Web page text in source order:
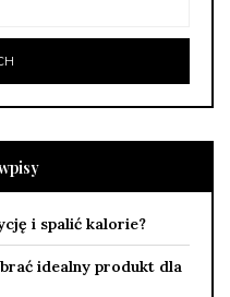
i spalić kalorie?
idealny produkt dla